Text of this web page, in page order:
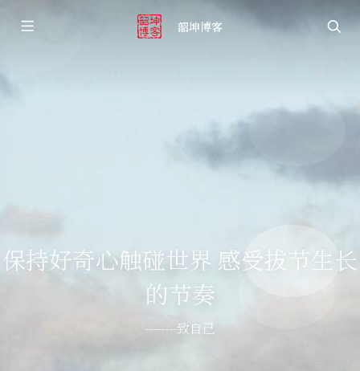
韶坤博客
保持好奇心触碰世界 感受拔节生长
的节奏
--------致自己